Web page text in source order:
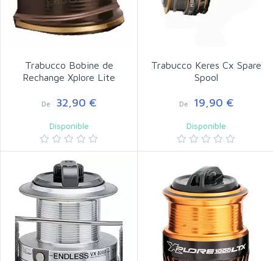
Trabucco Bobine de
Rechange Xplore Lite
De 32,90 €
Disponible
Trabucco Keres Cx Spare
Spool
De 19,90 €
Disponible